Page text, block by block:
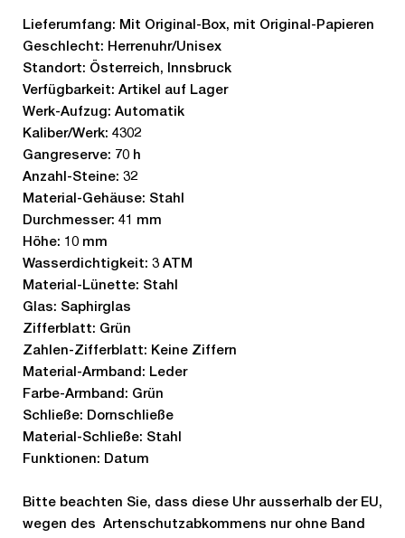
Lieferumfang: Mit Original-Box, mit Original-Papieren
Geschlecht: Herrenuhr/Unisex
Standort: Österreich, Innsbruck
Verfügbarkeit: Artikel auf Lager
Werk-Aufzug: Automatik
Kaliber/Werk: 4302
Gangreserve: 70 h
Anzahl-Steine: 32
Material-Gehäuse: Stahl
Durchmesser: 41 mm
Höhe: 10 mm
Wasserdichtigkeit: 3 ATM
Material-Lünette: Stahl
Glas: Saphirglas
Zifferblatt: Grün
Zahlen-Zifferblatt: Keine Ziffern
Material-Armband: Leder
Farbe-Armband: Grün
Schließe: Dornschließe
Material-Schließe: Stahl
Funktionen: Datum
Bitte beachten Sie, dass diese Uhr ausserhalb der EU,
wegen des Artenschutzabkommens nur ohne Band